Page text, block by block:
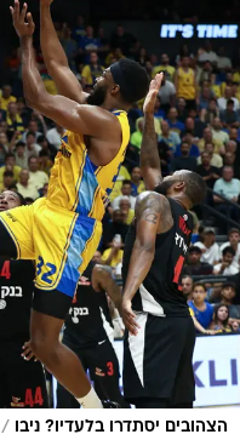
הצהובים יסתדרו בלעדיו? ניבו /